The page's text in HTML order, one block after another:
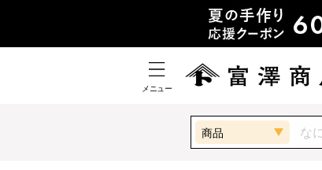
メニュー
商品